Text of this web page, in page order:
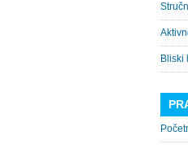
Bliski